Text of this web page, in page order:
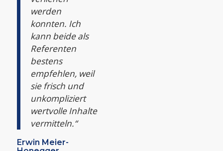
werden
konnten. Ich
kann beide als
Referenten
bestens
empfehlen, weil
sie frisch und
unkompliziert
wertvolle Inhalte
vermitteln.“
Erwin Meier-